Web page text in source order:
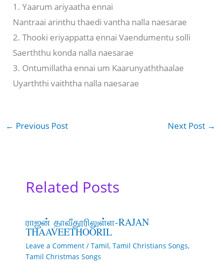
1. Yaarum ariyaatha ennai
Nantraai arinthu thaedi vantha nalla naesarae
2. Thooki eriyappatta ennai Vaendumentu solli
Saerththu konda nalla naesarae
3. Ontumillatha ennai um Kaarunyaththaalae
Uyarththi vaiththa nalla naesarae
← Previous Post Next Post →
Related Posts
ராஜன் தாவீதூரிலுள்ள-RAJAN
THAAVEETHOORIL
Leave a Comment / Tamil, Tamil Christians Songs,
Tamil Christmas Songs